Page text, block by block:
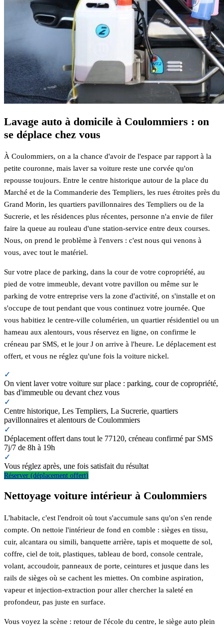
Lavage auto à domicile à Coulommiers : on
se déplace chez vous
À Coulommiers, on a la chance d'avoir de l'espace par rapport à la
petite couronne, mais laver sa voiture reste une corvée qu'on
repousse toujours. Entre le centre historique autour de la place du
Marché et de la Commanderie des Templiers, les rues étroites près du
Grand Morin, les quartiers pavillonnaires des Templiers ou de la
Sucrerie, et les résidences plus récentes, personne n'a envie de filer
faire la queue au rouleau d'une station-service entre deux courses.
Nous, on prend le problème à l'envers : c'est nous qui venons à
vous, avec tout le matériel.
Sur votre place de parking, dans la cour de votre copropriété, au
pied de votre immeuble, devant votre pavillon ou même sur le
parking de votre entreprise vers la zone d'activité, on s'installe et on
s'occupe de tout pendant que vous continuez votre journée. Que
vous habitiez le centre-ville columérien, un quartier résidentiel ou un
hameau aux alentours, vous réservez en ligne, on confirme le
créneau par SMS, et le jour J on arrive à l'heure. Le déplacement est
offert, et vous ne réglez qu'une fois la voiture nickel.
✓
On vient laver votre voiture sur place : parking, cour de copropriété,
bas d'immeuble ou devant chez vous
✓
Centre historique, Les Templiers, La Sucrerie, quartiers
pavillonnaires et alentours de Coulommiers
✓
Déplacement offert dans tout le 77120, créneau confirmé par SMS
7j/7 de 8h à 19h
✓
Vous réglez après, une fois satisfait du résultat
Réserver (déplacement offert)
Nettoyage voiture intérieur à Coulommiers
L'habitacle, c'est l'endroit où tout s'accumule sans qu'on s'en rende
compte. On nettoie l'intérieur de fond en comble : sièges en tissu,
cuir, alcantara ou simili, banquette arrière, tapis et moquette de sol,
coffre, ciel de toit, plastiques, tableau de bord, console centrale,
volant, accoudoir, panneaux de porte, ceintures et jusque dans les
rails de sièges où se cachent les miettes. On combine aspiration,
vapeur et injection-extraction pour aller chercher la saleté en
profondeur, pas juste en surface.
Vous voyez la scène : retour de l'école du centre, le siège auto plein